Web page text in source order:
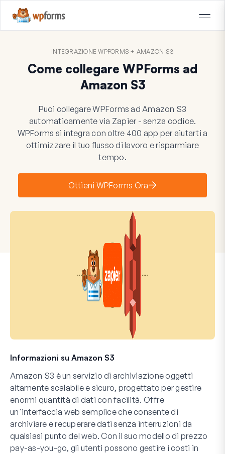
INTEGRAZIONE WPFORMS + AMAZON S3
Come collegare WPForms ad
Amazon S3
Puoi collegare WPForms ad Amazon S3
automaticamente via Zapier - senza codice.
WPForms si integra con oltre 400 app per aiutarti a
ottimizzare il tuo flusso di lavoro e risparmiare
tempo.
Ottieni WPForms Ora
Informazioni su Amazon S3
Amazon S3 è un servizio di archiviazione oggetti
altamente scalabile e sicuro, progettato per gestire
enormi quantità di dati con facilità. Offre
un'interfaccia web semplice che consente di
archiviare e recuperare dati senza interruzioni da
qualsiasi punto del web. Con il suo modello di prezzo
pay-as-you-go, gli utenti possono gestire i costi in